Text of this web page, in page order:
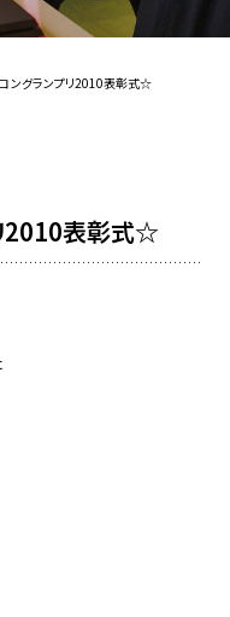
ングランプリ2010表彰式☆
2010表彰式☆